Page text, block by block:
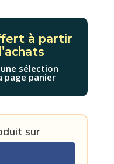
à partir
sélection
page panier
sur